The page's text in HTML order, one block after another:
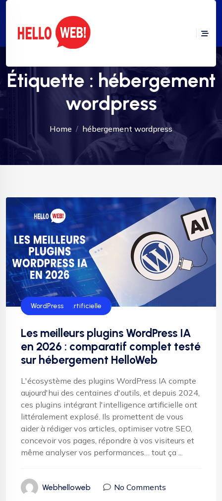
Étiquette : hébergement
wordpress
Home hébergement wordpress
intelligence artificielle
SEO
WordPress
Les meilleurs plugins WordPress IA
en 2026 : comparatif complet testé
sur hébergement HelloWeb
L'écosystème des plugins WordPress IA compte
aujourd'hui des centaines d'outils, et depuis 2024,
ces plugins intégrant l'intelligence artificielle ont
littéralement explosé. Ils promettent de vous
aider à rédiger vos articles, optimiser votre SEO,
concevoir vos pages, répondre à vos visiteurs et
même analyser vos performances… tout ça ...
Webhelloweb No Comments